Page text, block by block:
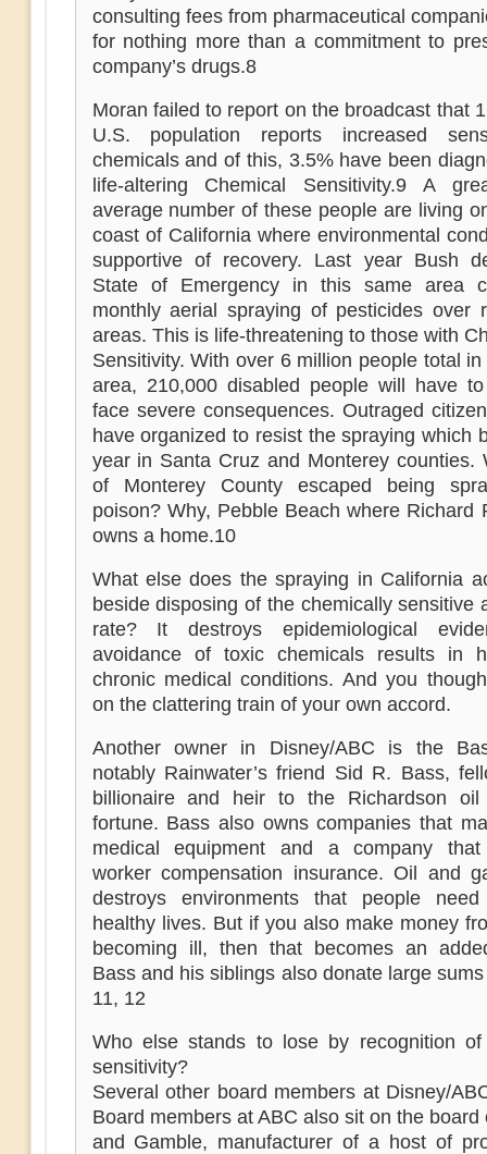
consulting fees from pharmaceutical
for nothing more than a commitment to
company’s drugs.8
Moran failed to report on the broadcast that
U.S. population reports increased
chemicals and of this, 3.5% have been
life-altering Chemical Sensitivity.9 A
average number of these people are living
coast of California where environmental
supportive of recovery. Last year Bush
State of Emergency in this same area
monthly aerial spraying of pesticides over
areas. This is life-threatening to those with
Sensitivity. With over 6 million people total
area, 210,000 disabled people will have
face severe consequences. Outraged
have organized to resist the spraying which
year in Santa Cruz and Monterey counties.
of Monterey County escaped being
poison? Why, Pebble Beach where Richard
owns a home.10
What else does the spraying in California
beside disposing of the chemically sensitive
rate? It destroys epidemiological
avoidance of toxic chemicals results in
chronic medical conditions. And you
on the clattering train of your own accord.
Another owner in Disney/ABC is the
notably Rainwater’s friend Sid R. Bass,
billionaire and heir to the Richardson
fortune. Bass also owns companies that
medical equipment and a company that
worker compensation insurance. Oil and
destroys environments that people
healthy lives. But if you also make money
becoming ill, then that becomes an
Bass and his siblings also donate large
11, 12
Who else stands to lose by recognition of
sensitivity?
Several other board members at Disney/
Board members at ABC also sit on the board
and Gamble, manufacturer of a host of